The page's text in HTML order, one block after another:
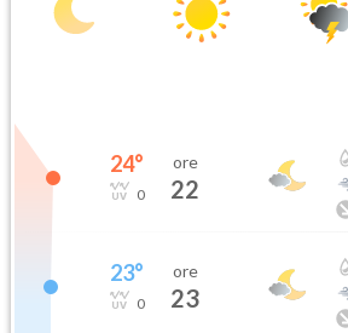
Orario inizio
Ora fine
24°
0
ore
22
23°
0
ore
23